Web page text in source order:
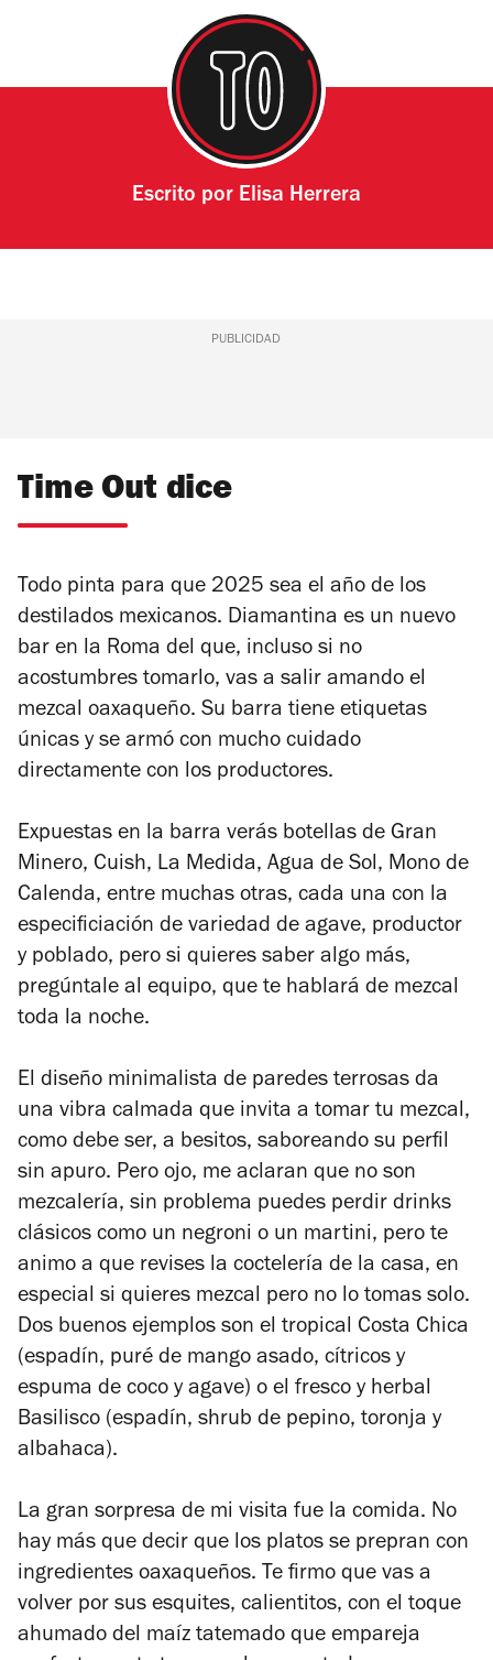
Escrito por Elisa Herrera
PUBLICIDAD
Time Out dice
Todo pinta para que 2025 sea el año de los
destilados mexicanos. Diamantina es un nuevo
bar en la Roma del que, incluso si no
acostumbres tomarlo, vas a salir amando el
mezcal oaxaqueño. Su barra tiene etiquetas
únicas y se armó con mucho cuidado
directamente con los productores.
Expuestas en la barra verás botellas de Gran
Minero, Cuish, La Medida, Agua de Sol, Mono de
Calenda, entre muchas otras, cada una con la
especificiación de variedad de agave, productor
y poblado, pero si quieres saber algo más,
pregúntale al equipo, que te hablará de mezcal
toda la noche.
El diseño minimalista de paredes terrosas da
una vibra calmada que invita a tomar tu mezcal,
como debe ser, a besitos, saboreando su perfil
sin apuro. Pero ojo, me aclaran que no son
mezcalería, sin problema puedes perdir drinks
clásicos como un negroni o un martini, pero te
animo a que revises la coctelería de la casa, en
especial si quieres mezcal pero no lo tomas solo.
Dos buenos ejemplos son el tropical Costa Chica
(espadín, puré de mango asado, cítricos y
espuma de coco y agave) o el fresco y herbal
Basilisco (espadín, shrub de pepino, toronja y
albahaca).
La gran sorpresa de mi visita fue la comida. No
hay más que decir que los platos se prepran con
ingredientes oaxaqueños. Te firmo que vas a
volver por sus esquites, calientitos, con el toque
ahumado del maíz tatemado que empareja